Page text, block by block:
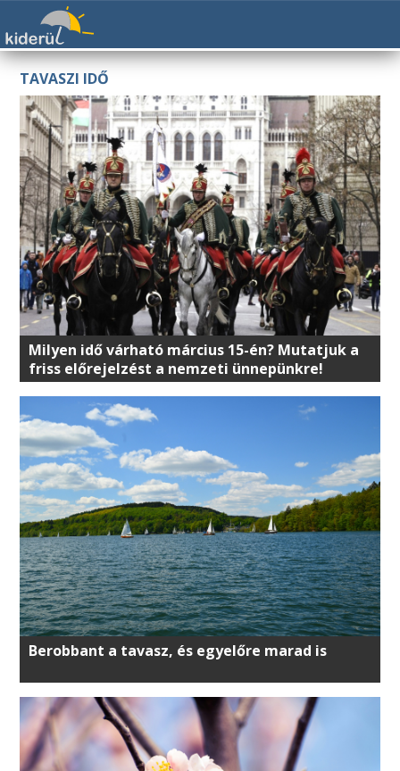
TAVASZI IDŐ
Milyen idő várható március 15-én? Mutatjuk a
friss előrejelzést a nemzeti ünnepünkre!
Berobbant a tavasz, és egyelőre marad is